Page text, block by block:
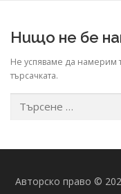
Нищо не бе
Не успяваме да намерим
търсачката.
Авторско право ©